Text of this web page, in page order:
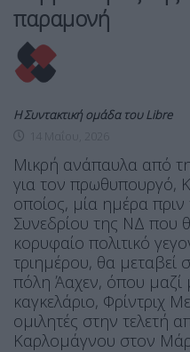
παραμονή
Η Συντακτική ομάδα του Libre
Μικρή ανάπαυλα από
για τον πρωθυπουργό,
οποίος, μία ημέρα
Συνεδρίου της ΝΔ που
κορυφαίο πολιτικό
τριημέρου, θα μεταβεί
πόλη Άαχεν, όπου μαζί
καγκελάριο, Φρίντριχ
ομιλητές στην τελετή
Καρλομάγνου στον